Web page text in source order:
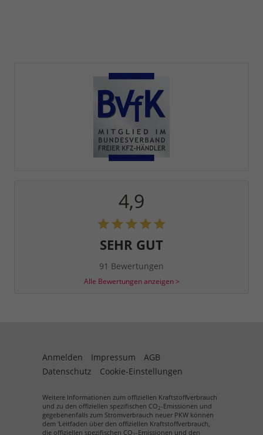
4,9
SEHR GUT
91 Bewertungen
Alle Bewertungen anzeigen >
Anmelden Impressum
AGB
Datenschutz
Cookie-Einstellungen
Weitere Informationen zum offiziellen Kraftstoffverbrauch
und zu den offiziellen spezifischen CO 2-Emissionen und
gegebenenfalls zum Stromverbrauch neuer PKW können
dem 'Leitfaden über den offiziellen Kraftstoffverbrauch,
die offiziellen spezifischen CO -Emissionen und den